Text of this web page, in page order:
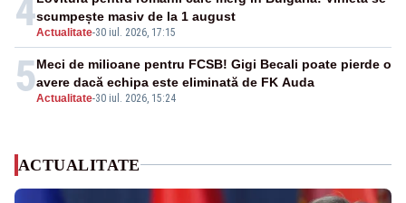
Actualitate-30 iul. 2026, 17:15
scumpește masiv de la 1 august
5Actualitate-30 iul. 2026, 15:24
Meci de milioane pentru FCSB! Gigi Becali poate pierde o
avere dacă echipa este eliminată de FK Auda
ACTUALITATE